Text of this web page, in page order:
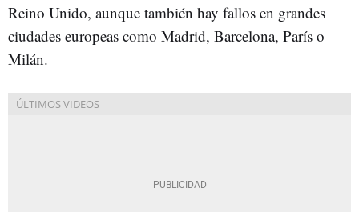
Reino Unido, aunque también hay fallos en grandes
ciudades europeas como Madrid, Barcelona, París o
Milán.